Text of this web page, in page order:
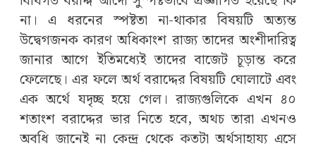
না। এ ধরনের স্পষ্টতা না-থাকার বিষয়টি অত্যন্ত
উদ্বেগজনক কারণ অধিকাংশ রাজ্য তাদের অংশীদারিত্ব
জানার আগে ইতিমধ্যেই তাদের বাজেট চূড়ান্ত করে
ফেলেছে। এর ফলে অর্থ বরাদ্দের বিষয়টি ঘোলাটে এবং
এক অর্থে যদৃচ্ছ হয়ে গেল। রাজ্যগুলিকে এখন ৪০
শতাংশ বরাদ্দের ভার নিতে হবে, অথচ তারা এখনও
অবধি জানেই না কেন্দ্র থেকে কতটা অর্থসাহায্য এসে